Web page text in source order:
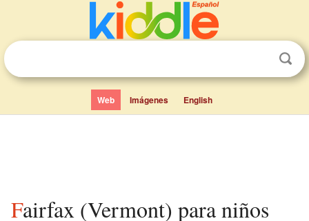
Web Imágenes English
Fairfax (Vermont) para niños